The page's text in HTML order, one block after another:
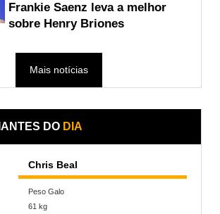
Frankie Saenz leva a melhor
sobre Henry Briones
Mais notícias
DO DIA
Chris Beal
Peso Galo
61 kg